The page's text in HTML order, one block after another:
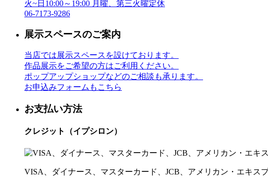
火~日10:00～19:00 月曜、第三火曜定休
06-7173-9286
展示スペースのご案内
当店では展示スペースを設けております。
作品展示をご希望の方はご利用ください。
ポップアップショップなどのご相談も承ります。
お申込みフォームもこちら
お支払い方法
クレジット（イプシロン）
VISA、ダイナース、マスターカード、JCB、アメリカン・エキス